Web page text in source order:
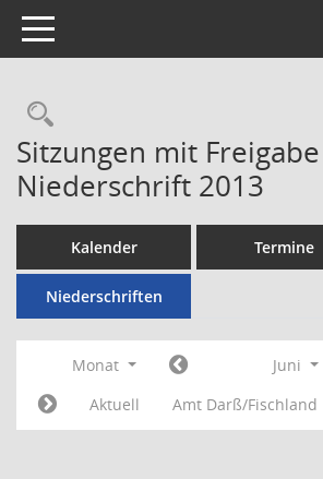
Toggle navigation
Rechercheauswahl
Sitzungen mit
Niederschrift 2013
Kalender Termine
Niederschriften
Monat Juni
Aktuell
Amt Darß/Fischland